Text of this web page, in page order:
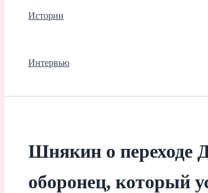
Истории
Интервью
Шнякин о переходе
оборонец, который